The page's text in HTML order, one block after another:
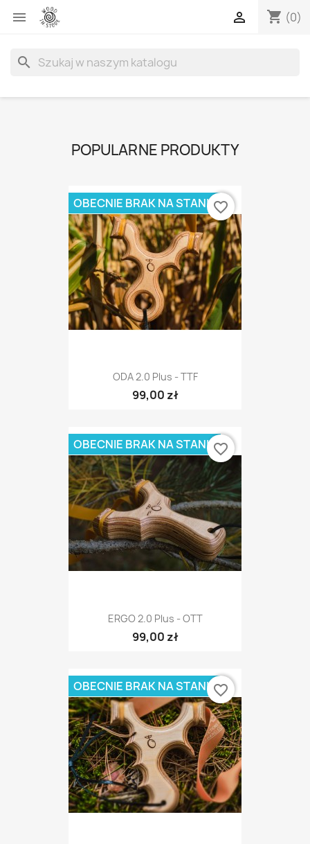
 shopping_cart (0)

search
POPULARNE PRODUKTY
ODA 2.0 Plus - TTF
99,00 zł
OBECNIE BRAK NA STANIEfavorite_border
ERGO 2.0 Plus - OTT
99,00 zł
OBECNIE BRAK NA STANIEfavorite_border
OBECNIE BRAK NA STANIEfavorite_border